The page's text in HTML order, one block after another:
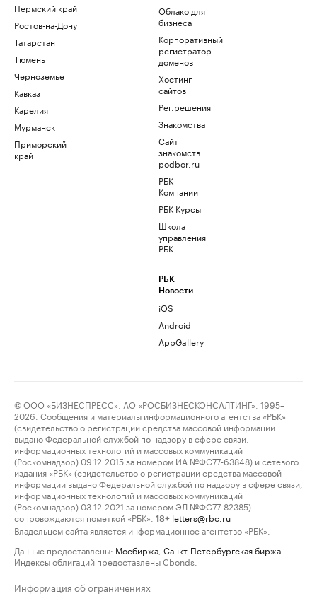
Пермский край
Ростов-на-Дону
Татарстан
Тюмень
Черноземье
Кавказ
Карелия
Мурманск
Приморский
край
Облако для
бизнеса
Корпоративный
регистратор
доменов
Хостинг
сайтов
Рег.решения
Знакомства
Сайт
знакомств
podbor.ru
РБК
Компании
РБК Курсы
Школа
управления
РБК
РБК
Новости
iOS
Android
AppGallery
© ООО «БИЗНЕСПРЕСС», АО «РОСБИЗНЕСКОНСАЛТИНГ», 1995–
2026. Сообщения и материалы информационного агентства «РБК»
(свидетельство о регистрации средства массовой информации
выдано Федеральной службой по надзору в сфере связи,
информационных технологий и массовых коммуникаций
(Роскомнадзор) 09.12.2015 за номером ИА №ФС77-63848) и сетевого
издания «РБК» (свидетельство о регистрации средства массовой
информации выдано Федеральной службой по надзору в сфере связи,
информационных технологий и массовых коммуникаций
(Роскомнадзор) 03.12.2021 за номером ЭЛ №ФС77-82385)
сопровождаются пометкой «РБК».
18+ letters@rbc.ru
Владельцем сайта является информационное агентство «РБК».
Данные предоставлены: Мосбиржа Санкт-Петербургская биржа
Индексы облигаций предоставлены Cbonds.
Информация об ограничениях